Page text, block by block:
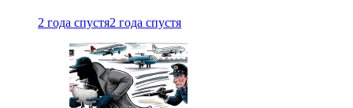
2 года спустя2 года спустя